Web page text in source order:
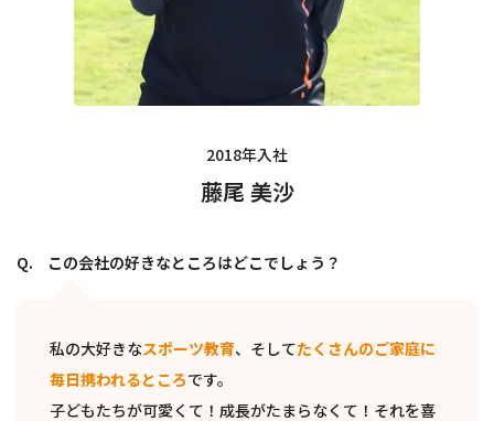
2018年入社
藤尾 美沙
この会社の好きなところはどこでしょう？
私の大好きなスポーツ教育、そしてたくさんのご家庭に
毎日携われるところです。
子どもたちが可愛くて！成長がたまらなくて！それを喜